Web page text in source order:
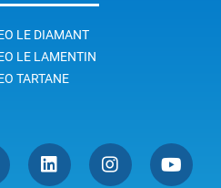
LE DIAMANT
LE LAMENTIN
TARTANE